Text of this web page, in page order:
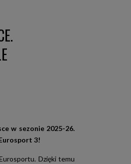
w sezonie 2025-26.
3!
Dzięki temu